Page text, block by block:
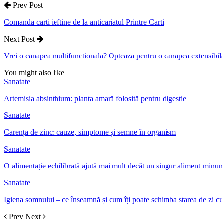
Prev Post
Comanda carti ieftine de la anticariatul Printre Carti
Next Post
Vrei o canapea multifunctionala? Opteaza pentru o canapea
You might also like
Sanatate
Artemisia absinthium: planta amară folosită pentru digestie
Sanatate
Carența de zinc: cauze, simptome și semne în organism
Sanatate
O alimentație echilibrată ajută mai mult decât un singur aliment-
Sanatate
Igiena somnului – ce înseamnă și cum îți poate schimba starea de zi
Prev Next